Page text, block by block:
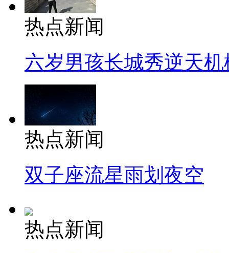
热点新闻
六岁男孩长城秀逆天机
热点新闻
双子座流星雨划夜空
热点新闻